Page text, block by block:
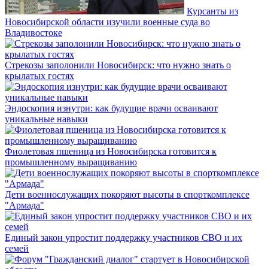
Курсанты из
Новосибирской области изучили военные суда во
Владивостоке
Стрекозы заполонили Новосибирск: что нужно знать о
крылатых гостях
Эндоскопия изнутри: как будущие врачи осваивают
уникальные навыки
Фиолетовая пшеница из Новосибирска готовится к
промышленному выращиванию
Дети военнослужащих покоряют высоты в спорткомплексе
"Армада"
Единый закон упростит поддержку участников СВО и их
семей